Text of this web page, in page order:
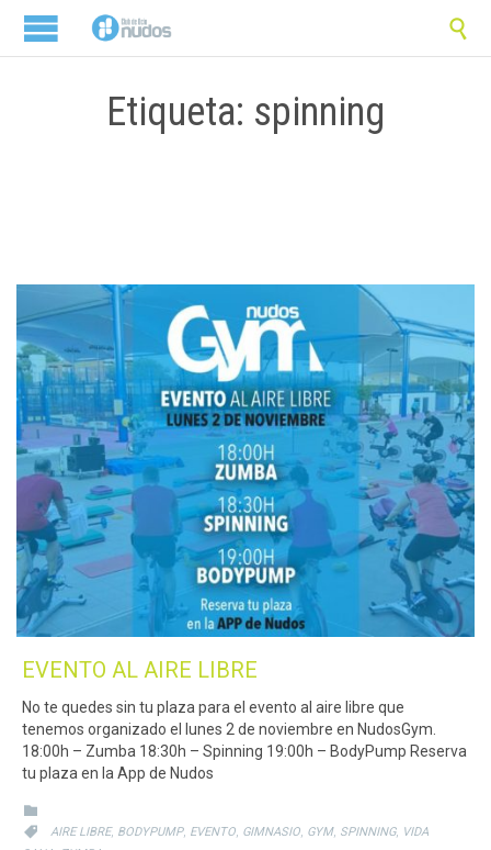

Etiqueta: spinning
EVENTO AL AIRE LIBRE
No te quedes sin tu plaza para el evento al aire libre que
tenemos organizado el lunes 2 de noviembre en NudosGym.
18:00h – Zumba 18:30h – Spinning 19:00h – BodyPump Reserva
tu plaza en la App de Nudos

 CATEGORY
AIRE LIBRE, BODYPUMP, EVENTO, GIMNASIO, GYM, SPINNING, VIDA